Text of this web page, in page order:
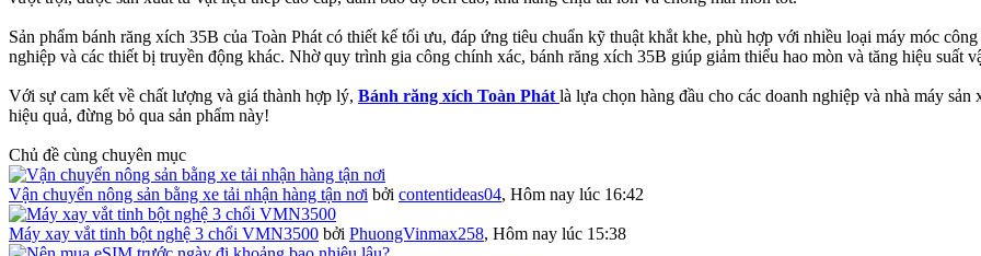
Sản phẩm bánh răng xích 35B của Toàn Phát có thiết kế tối ưu, đáp ứng tiêu chuẩn kỹ thuật khắt khe, phù hợp với nhiều loại máy móc
nghiệp và các thiết bị truyền động khác. Nhờ quy trình gia công chính xác, bánh răng xích 35B giúp giảm thiểu hao mòn và tăng hiệu suất
Với sự cam kết về chất lượng và giá thành hợp lý, Bánh răng xích Toàn Phát là lựa chọn hàng đầu cho các doanh nghiệp và nhà máy
hiệu quả, đừng bỏ qua sản phẩm này!
Chủ đề cùng chuyên mục
Vận chuyển nông sản bằng xe tải nhận hàng tận nơi bởi contentideas04, Hôm nay lúc 16:42
Máy xay vắt tinh bột nghệ 3 chổi VMN3500 bởi PhuongVinmax258, Hôm nay lúc 15:38